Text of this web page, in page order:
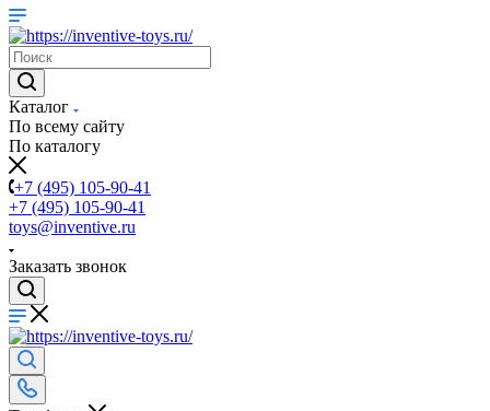
Каталог
По всему сайту
По каталогу
+7 (495) 105-90-41
+7 (495) 105-90-41
toys@inventive.ru
Заказать звонок